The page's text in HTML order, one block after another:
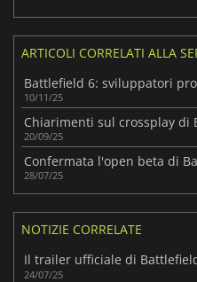
ARTICOLI CORRELATI ALLA
10/11/25
20/09/25
Confermata l'open beta di
28/07/25
NOTIZIE CORRELATE
24/07/25